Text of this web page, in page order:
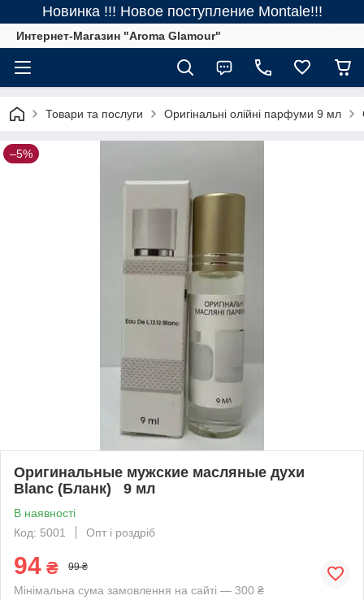
Новинка !!! Новое поступление Montale!!!
Интернет-Магазин "Aroma Glamour"
Товари та послуги Оригінальні олійні парфуми 9 мл
–5%
Оригинальные мужские масляные духи
Blanc (Бланк) 9 мл
В наявності
Код: 5001
Опт і роздріб
94 ₴ 99 ₴
Мінімальна сума замовлення на сайті — 300 ₴